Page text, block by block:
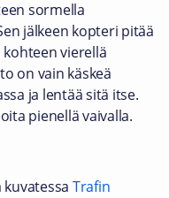
sormella
jälkeen kopteri pitää
vierellä
on vain käskeä
ja lentää sitä itse.
pienellä vaivalla.
Trafin